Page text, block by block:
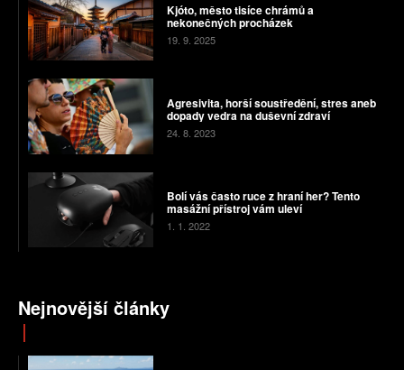
Kjóto, město tisíce chrámů a
nekonečných procházek
19. 9. 2025
Agresivita, horší soustředění, stres aneb
dopady vedra na duševní zdraví
24. 8. 2023
Bolí vás často ruce z hraní her? Tento
masážní přístroj vám uleví
1. 1. 2022
Nejnovější články